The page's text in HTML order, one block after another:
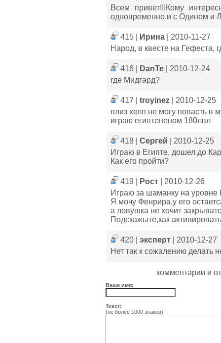
Всем привет!!!Кому
одновременно,и с Одином и
415 | Ирина
| 2010-11-27
Народ, в квесте на Гефеста,
416 | DanTe
| 2010-12-24
где Мидгард?
417 | troyinez
| 2010-12-25
плиз хелп не могу попасть в
играю египтененом 180лвл
418 | Сергей
| 2010-12-25
Играю в Египте, дошел до
Как его пройти?
419 | Рост
| 2010-12-26
Играю за шаманку на уровне
Я мочу Фенрира,у его
а ловушка не хочит
Подскажыте,как
420 | эксперт
| 2010-12-27
Нет так к сожалению делать
комментарии и
Ваше имя:
Текст:
(не более 1000 знаков)